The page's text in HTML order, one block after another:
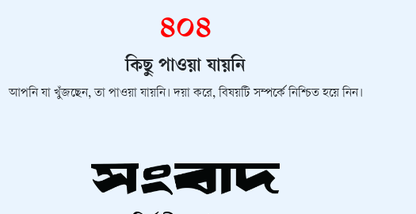
৪০৪
কিছু পাওয়া যায়নি
আপনি যা খুঁজছেন, তা পাওয়া যায়নি। দয়া করে, বিষয়টি সম্পর্কে নিশ্চিত হয়ে নিন।